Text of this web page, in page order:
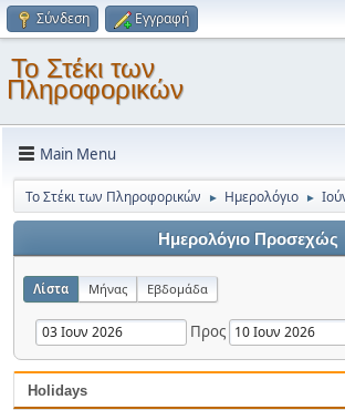
Σύνδεση Εγγραφή
Το Στέκι των
Πληροφορικών
Main Menu
Το Στέκι των Πληροφορικών ► Ημερολόγιο ►
Ημερολόγιο Προσεχώς
Λίστα Μήνας Εβδομάδα
Προς
Holidays